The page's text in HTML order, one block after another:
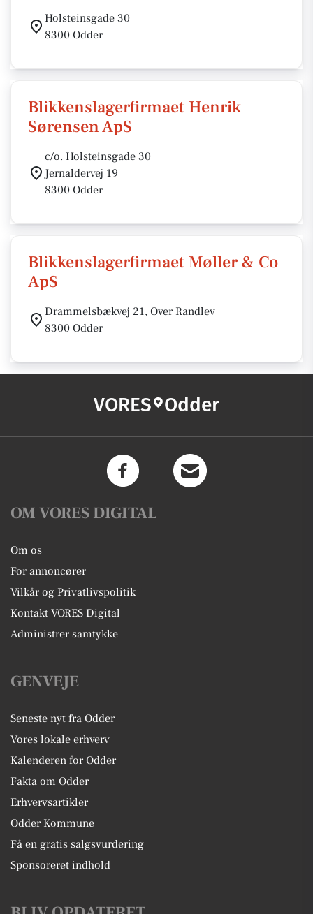
Holsteinsgade 30
8300 Odder
Blikkenslagerfirmaet Henrik
Sørensen ApS
c/o. Holsteinsgade 30
Jernaldervej 19
8300 Odder
Blikkenslagerfirmaet Møller & Co
ApS
Drammelsbækvej 21, Over Randlev
8300 Odder
VORES Odder
OM VORES DIGITAL
Om os
For annoncører
Vilkår og Privatlivspolitik
Kontakt VORES Digital
Administrer samtykke
GENVEJE
Seneste nyt fra Odder
Vores lokale erhverv
Kalenderen for Odder
Fakta om Odder
Erhvervsartikler
Odder Kommune
Få en gratis salgsvurdering
Sponsoreret indhold